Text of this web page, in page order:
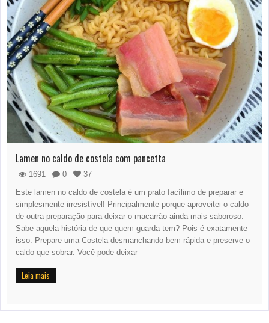
Lamen no caldo de costela com pancetta
1691 0
37
Este lamen no caldo de costela é um prato facílimo de preparar e
simplesmente irresistível! Principalmente porque aproveitei o caldo
de outra preparação para deixar o macarrão ainda mais saboroso.
Sabe aquela história de que quem guarda tem? Pois é exatamente
isso. Prepare uma Costela desmanchando bem rápida e preserve o
caldo que sobrar. Você pode deixar
Leia mais